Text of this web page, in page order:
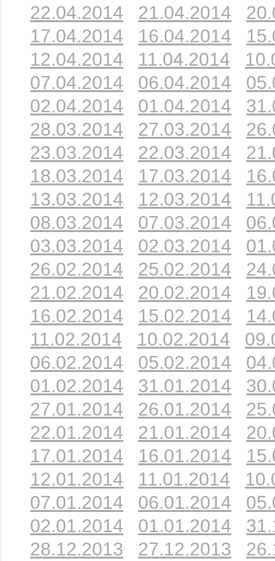
22.04.2014
21.04.2014
17.04.2014
16.04.2014
12.04.2014
11.04.2014
07.04.2014
06.04.2014
02.04.2014
01.04.2014
28.03.2014
27.03.2014
23.03.2014
22.03.2014
18.03.2014
17.03.2014
13.03.2014
12.03.2014
08.03.2014
07.03.2014
03.03.2014
02.03.2014
26.02.2014
25.02.2014
21.02.2014
20.02.2014
16.02.2014
15.02.2014
11.02.2014
10.02.2014
06.02.2014
05.02.2014
01.02.2014
31.01.2014
27.01.2014
26.01.2014
22.01.2014
21.01.2014
17.01.2014
16.01.2014
12.01.2014
11.01.2014
07.01.2014
06.01.2014
02.01.2014
01.01.2014
28.12.2013
27.12.2013